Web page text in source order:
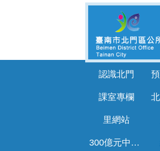
認識北門
課室專欄
里網站
300億元中央擴大租金補貼專區